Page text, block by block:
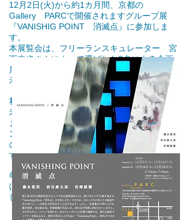
12月2日(火)から約1カ月間、京都の
Gallery PARCで開催されますグループ展
『VANISHIG POINT 消滅点』に参加しま
す。
本展覧会は、フリーランスキュレーター 宮
下忠也さんによって選ばれた3名による企画
展です。会期が長い為、2期に分け、途中展
示替え致します。
私は大小数点づつ出品予定で、いずれも関西
未発表作品＆新作でいきます。
また前期で、3年前の旧作ですが、2011年ワ
ンダーウォール賞の作品を蔵出します。蜜蝋
の仕事を本格的にやり始めた思い出の作品で
す。
年末でお忙しいと思いますが、京都にお出掛
けの際には、御高覧頂けると幸いです。よろ
しくお願い致します。